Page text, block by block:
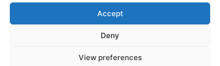
Accept
Deny
View preferences